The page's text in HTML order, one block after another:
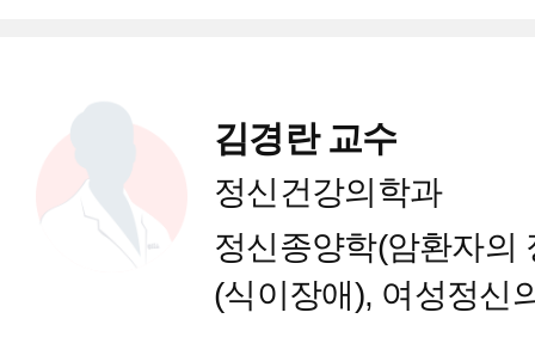
소아청소년과
김경란 교수
정신건강의학과
정신종양학(암환자의
(식이장애), 여성정신